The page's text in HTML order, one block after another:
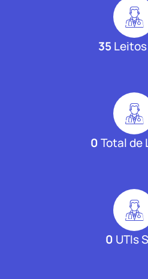
35Leitos
0Total de
0 UTIs